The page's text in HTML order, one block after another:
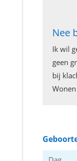
Nee
Ik wil
geen
bij